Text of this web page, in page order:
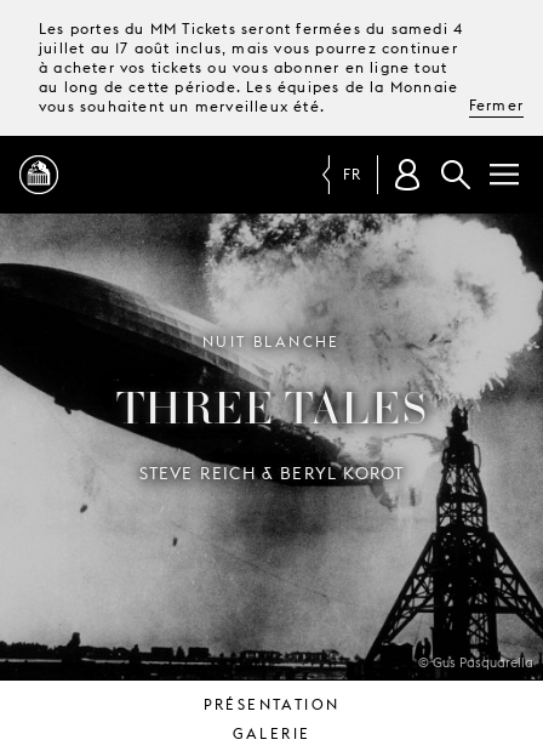
Les portes du MM Tickets seront fermées du samedi 4
juillet au 17 août inclus, mais vous pourrez continuer
à acheter vos tickets ou vous abonner en ligne tout
au long de cette période. Les équipes de la Monnaie
vous souhaitent un merveilleux été.
Fermer
PROGRAMME
MAGAZINE
TICKETS &
ABONNEMENTS
VOTRE
VISITE
JEUNE
PUBLIC
LA
MONNAIE
SOUTENIR
FR
© Gus Pasquarella
NUIT BLANCHE
THREE TALES
STEVE REICH & BERYL KOROT
PRÉSENTATION
GALERIE